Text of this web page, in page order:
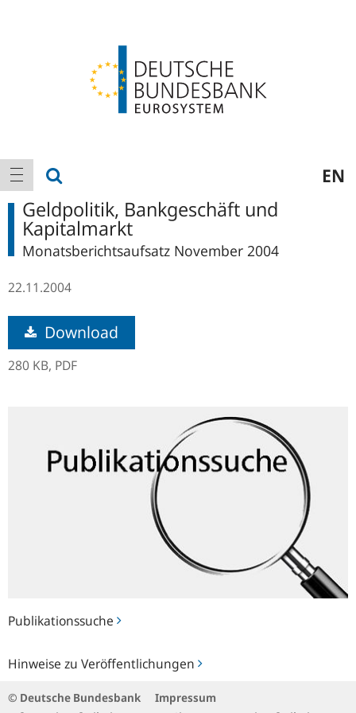
Hauptnavigation
Navigation anzeigen EN
Publikationssuche
Hinweise zu Veröffentlichungen
zu
Geldpolitik, Bankgeschäft und
Kapitalmarkt
Monatsberichtsaufsatz November 2004
22.11.2004
Download
280 KB, PDF
© Deutsche Bundesbank
Impressum